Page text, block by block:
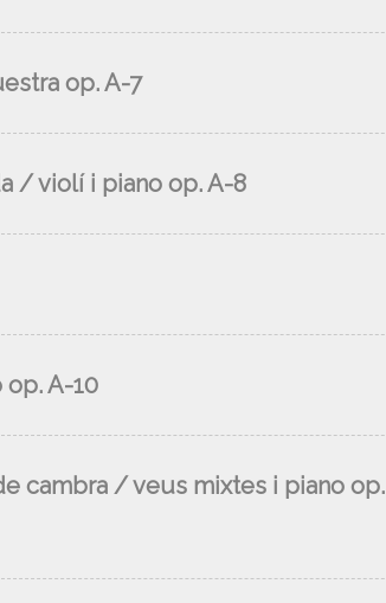
op. A-7
/ violí i piano op. A-8
op. A-10
cambra / veus mixtes i piano op.